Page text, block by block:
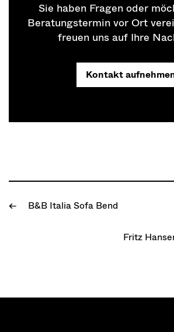
Sie haben Fragen oder
Beratungstermin vor Ort
freuen uns auf Ihre
Kontakt
← B&B Italia Sofa Bend
Fritz